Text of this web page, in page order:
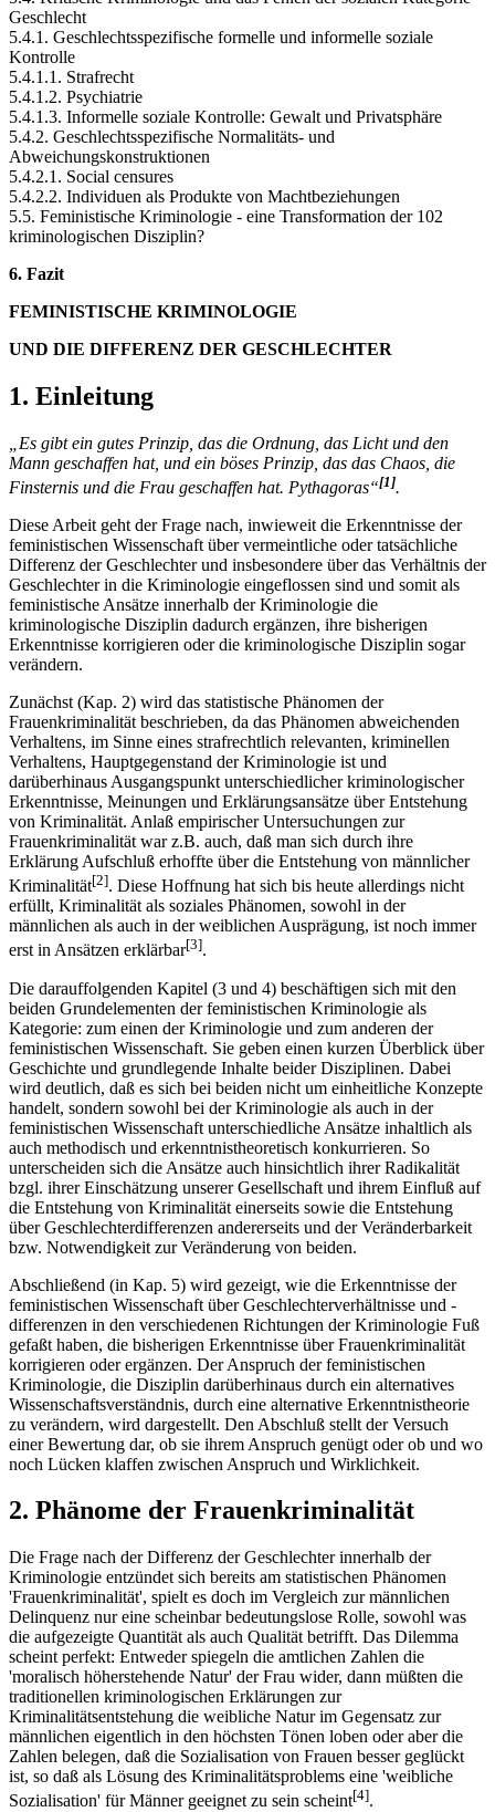
Geschlecht
5.4.1. Geschlechtsspezifische formelle und informelle soziale
Kontrolle
5.4.1.1. Strafrecht
5.4.1.2. Psychiatrie
5.4.1.3. Informelle soziale Kontrolle: Gewalt und Privatsphäre
5.4.2. Geschlechtsspezifische Normalitäts- und
Abweichungskonstruktionen
5.4.2.1. Social censures
5.4.2.2. Individuen als Produkte von Machtbeziehungen
5.5. Feministische Kriminologie - eine Transformation der 102
kriminologischen Disziplin?
6. Fazit
FEMINISTISCHE KRIMINOLOGIE
UND DIE DIFFERENZ DER GESCHLECHTER
1. Einleitung
„Es gibt ein gutes Prinzip, das die Ordnung, das Licht und den
Mann geschaffen hat, und ein böses Prinzip, das das Chaos, die
Finsternis und die Frau geschaffen hat. Pythagoras“[1].
Diese Arbeit geht der Frage nach, inwieweit die Erkenntnisse der
feministischen Wissenschaft über vermeintliche oder tatsächliche
Differenz der Geschlechter und insbesondere über das Verhältnis der
Geschlechter in die Kriminologie eingeflossen sind und somit als
feministische Ansätze innerhalb der Kriminologie die
kriminologische Disziplin dadurch ergänzen, ihre bisherigen
Erkenntnisse korrigieren oder die kriminologische Disziplin sogar
verändern.
Zunächst (Kap. 2) wird das statistische Phänomen der
Frauenkriminalität beschrieben, da das Phänomen abweichenden
Verhaltens, im Sinne eines strafrechtlich relevanten, kriminellen
Verhaltens, Hauptgegenstand der Kriminologie ist und
darüberhinaus Ausgangspunkt unterschiedlicher kriminologischer
Erkenntnisse, Meinungen und Erklärungsansätze über Entstehung
von Kriminalität. Anlaß empirischer Untersuchungen zur
Frauenkriminalität war z.B. auch, daß man sich durch ihre
Erklärung Aufschluß erhoffte über die Entstehung von männlicher
Kriminalität[2]. Diese Hoffnung hat sich bis heute allerdings nicht
erfüllt, Kriminalität als soziales Phänomen, sowohl in der
männlichen als auch in der weiblichen Ausprägung, ist noch immer
erst in Ansätzen erklärbar[3].
Die darauffolgenden Kapitel (3 und 4) beschäftigen sich mit den
beiden Grundelementen der feministischen Kriminologie als
Kategorie: zum einen der Kriminologie und zum anderen der
feministischen Wissenschaft. Sie geben einen kurzen Überblick über
Geschichte und grundlegende Inhalte beider Disziplinen. Dabei
wird deutlich, daß es sich bei beiden nicht um einheitliche Konzepte
handelt, sondern sowohl bei der Kriminologie als auch in der
feministischen Wissenschaft unterschiedliche Ansätze inhaltlich als
auch methodisch und erkenntnistheoretisch konkurrieren. So
unterscheiden sich die Ansätze auch hinsichtlich ihrer Radikalität
bzgl. ihrer Einschätzung unserer Gesellschaft und ihrem Einfluß auf
die Entstehung von Kriminalität einerseits sowie die Entstehung
über Geschlechterdifferenzen andererseits und der Veränderbarkeit
bzw. Notwendigkeit zur Veränderung von beiden.
Abschließend (in Kap. 5) wird gezeigt, wie die Erkenntnisse der
feministischen Wissenschaft über Geschlechterverhältnisse und -
differenzen in den verschiedenen Richtungen der Kriminologie Fuß
gefaßt haben, die bisherigen Erkenntnisse über Frauenkriminalität
korrigieren oder ergänzen. Der Anspruch der feministischen
Kriminologie, die Disziplin darüberhinaus durch ein alternatives
Wissenschaftsverständnis, durch eine alternative Erkenntnistheorie
zu verändern, wird dargestellt. Den Abschluß stellt der Versuch
einer Bewertung dar, ob sie ihrem Anspruch genügt oder ob und wo
noch Lücken klaffen zwischen Anspruch und Wirklichkeit.
2. Phänome der Frauenkriminalität
Die Frage nach der Differenz der Geschlechter innerhalb der
Kriminologie entzündet sich bereits am statistischen Phänomen
'Frauenkriminalität', spielt es doch im Vergleich zur männlichen
Delinquenz nur eine scheinbar bedeutungslose Rolle, sowohl was
die aufgezeigte Quantität als auch Qualität betrifft. Das Dilemma
scheint perfekt: Entweder spiegeln die amtlichen Zahlen die
'moralisch höherstehende Natur' der Frau wider, dann müßten die
traditionellen kriminologischen Erklärungen zur
Kriminalitätsentstehung die weibliche Natur im Gegensatz zur
männlichen eigentlich in den höchsten Tönen loben oder aber die
Zahlen belegen, daß die Sozialisation von Frauen besser geglückt
ist, so daß als Lösung des Kriminalitätsproblems eine 'weibliche
Sozialisation' für Männer geeignet zu sein scheint[4].